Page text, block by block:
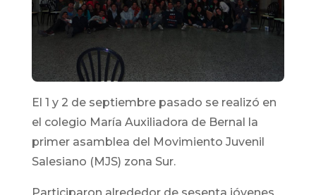
El 1 y 2 de septiembre pasado se realizó en
el colegio María Auxiliadora de Bernal la
primer asamblea del Movimiento Juvenil
Salesiano (MJS) zona Sur.